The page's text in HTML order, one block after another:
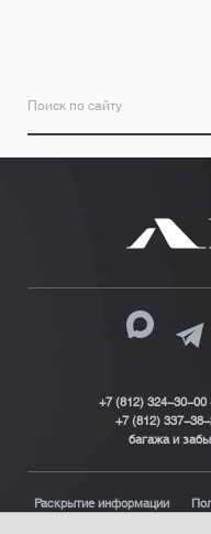
+7 (812) 324-30-00
+7 (812) 337-
багажа и
Раскрытие информации